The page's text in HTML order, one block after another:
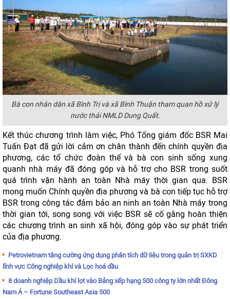
Bà con nhân dân xã Bình Trị và xã Bình Thuận tham quan hồ xử lý
nước thải NMLD Dung Quất.
Kết thúc chương trình làm việc, Phó Tổng giám đốc BSR Mai
Tuấn Đạt đã gửi lời cảm ơn chân thành đến chính quyền địa
phương, các tổ chức đoàn thể và bà con sinh sống xung
quanh nhà máy đã đóng góp và hỗ trợ cho BSR trong suốt
quá trình vận hành an toàn Nhà máy thời gian qua. BSR
mong muốn Chính quyền địa phương và bà con tiếp tục hỗ trợ
BSR trong công tác đảm bảo an ninh an toàn Nhà máy trong
thời gian tới, song song với việc BSR sẽ cố gắng hoàn thiện
các chương trình an sinh xã hội, đóng góp vào sự phát triển
của địa phương.
Petrovietnam tăng cường ứng dụng phân tích dữ liệu trong quản trị SXKD
lĩnh vực Công nghiệp khí và Lọc hoá dầu
8 doanh nghiệp Dầu khí lọt vào Bảng xếp hạng 500 công ty lớn nhất Đông
Nam Á – Fortune Southeast Asia 500